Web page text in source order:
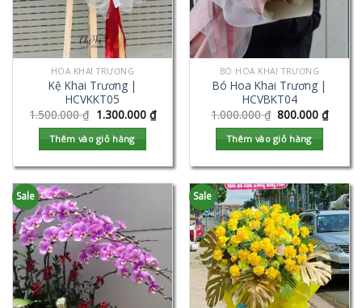
HOA KHAI TRƯƠNG
Kệ Khai Trương |
HCVKKT05
1.500.000₫ 1.300.000 ₫
Thêm vào giỏ hàng
BÓ HOA KHAI TRƯƠNG
Bó Hoa Khai Trương |
HCVBKT04
1.000.000₫ 800.000₫
Thêm vào giỏ hàng
Sale Sale